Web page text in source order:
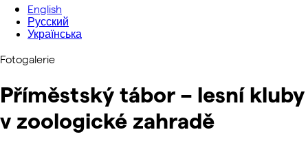
English
Русский
Українська
Fotogalerie
Příměstský tábor – lesní kluby
v zoologické zahradě